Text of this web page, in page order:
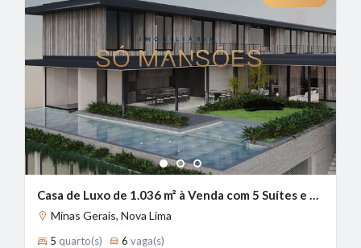
1 2 3
Casa de Luxo de 1.036 m² à Venda com 5 Suítes e Home Cinema no Vale dos Cristais, Nova Lima - MG
Minas Gerais, Nova Lima
5 quarto(s) 6 vaga(s)